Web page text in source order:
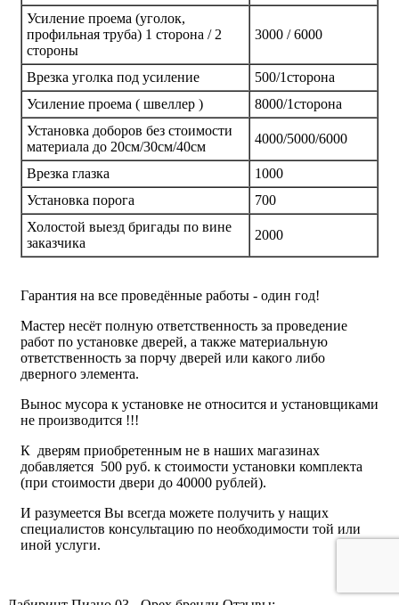
Усиление проема (уголок,
профильная труба) 1 сторона / 2
стороны
3000 / 6000
Врезка уголка под усиление
500/1сторона
Усиление проема ( швеллер )
8000/1сторона
Установка доборов без стоимости
материала до 20см/30см/40см
4000/5000/6000
Врезка глазка
1000
Установка порога
700
Холостой выезд бригады по вине
заказчика
2000
Гарантия на все проведённые работы - один год!
Мастер несёт полную ответственность за проведение
работ по установке дверей, а также материальную
ответственность за порчу дверей или какого либо
дверного элемента.
Вынос мусора к установке не относится и установщиками
не производится !!!
К дверям приобретенным не в наших магазинах
добавляется 500 руб. к стоимости установки комплекта
(при стоимости двери до 40000 рублей).
И разумеется Вы всегда можете получить у нащих
специалистов консультацию по необходимости той или
иной услуги.